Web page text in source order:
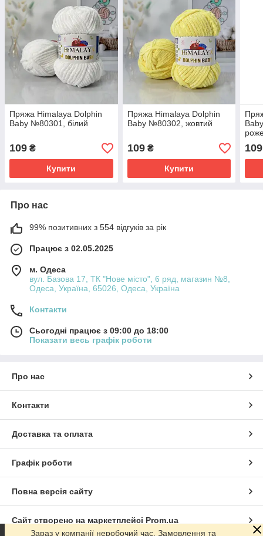
Пряжа Himalaya Dolphin
Baby №80301, білий
109 ₴
Купити
Пряжа Himalaya Dolphin
Baby №80302, жовтий
109₴
Купити
109
Про нас
99% позитивних з 554 відгуків за рік
Працює з 02.05.2025
м. Одеса
вул. Базова 17, ТК "Нове місто", 6 ряд, магазин №8,
Одеса, Україна, 65026, Одеса, Україна
Контакти
Сьогодні працює з 09:00 до 18:00
Показати весь графік роботи
Про нас
Контакти
Доставка та оплата
Графік роботи
Повна версія сайту
Сайт створено на маркетплейсі Prom.ua
Зараз у компанії неробочий час. Замовлення та